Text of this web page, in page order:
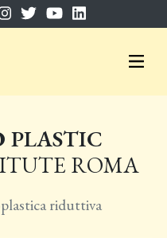
PLASTIC
ROMA
riduttiva